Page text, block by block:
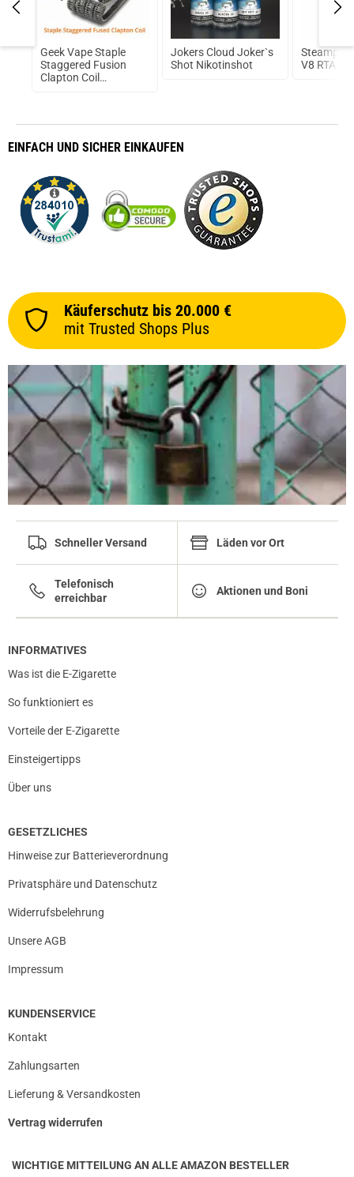
Geek Vape Staple
Staggered Fusion
Clapton Coil
Jokers Cloud Joker`s
Shot Nikotinshot
V8 RTA
EINFACH UND SICHER EINKAUFEN
Käuferschutz bis 20.000 €
mit Trusted Shops Plus
Schneller Versand Läden vor Ort
Telefonisch
erreichbar
Aktionen und Boni
INFORMATIVES
Was ist die E-Zigarette
So funktioniert es
Vorteile der E-Zigarette
Einsteigertipps
Über uns
GESETZLICHES
Hinweise zur Batterieverordnung
Privatsphäre und Datenschutz
Widerrufsbelehrung
Unsere AGB
Impressum
KUNDENSERVICE
Kontakt
Zahlungsarten
Lieferung & Versandkosten
Vertrag widerrufen
WICHTIGE MITTEILUNG AN ALLE AMAZON BESTELLER